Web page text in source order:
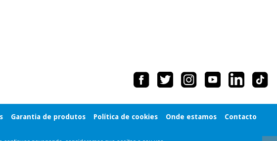
Garantia de produtos Política de cookies Onde estamos Contacto